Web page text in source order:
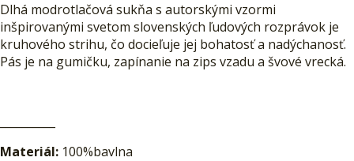
Dlhá modrotlačová sukňa s autorskými vzormi
inšpirovanými svetom slovenských ľudových rozprávok je
kruhového strihu, čo docieľuje jej bohatosť a nadýchanosť.
Pás je na gumičku, zapínanie na zips vzadu a švové vrecká.
Materiál: 100%bavlna